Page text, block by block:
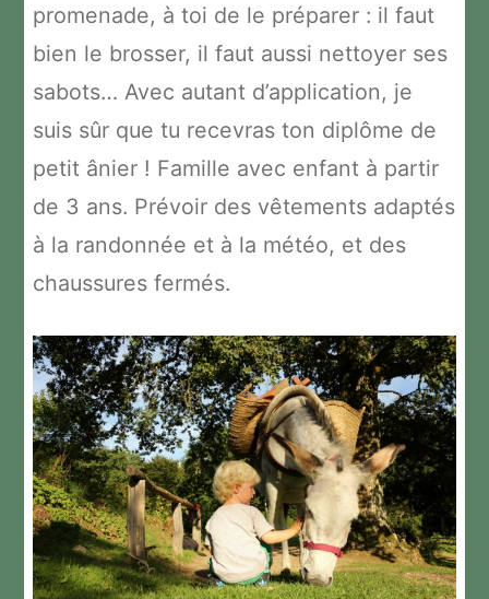
promenade, à toi de le préparer : il faut
bien le brosser, il faut aussi nettoyer ses
sabots… Avec autant d’application, je
suis sûr que tu recevras ton diplôme de
petit ânier ! Famille avec enfant à partir
de 3 ans. Prévoir des vêtements adaptés
à la randonnée et à la météo, et des
chaussures fermés.